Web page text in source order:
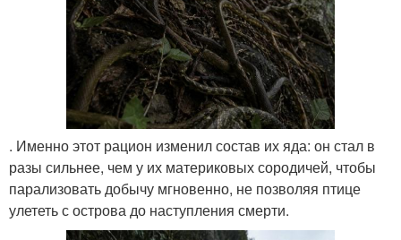
. Именно этот рацион изменил состав их яда: он стал в
разы сильнее, чем у их материковых сородичей, чтобы
парализовать добычу мгновенно, не позволяя птице
улететь с острова до наступления смерти.